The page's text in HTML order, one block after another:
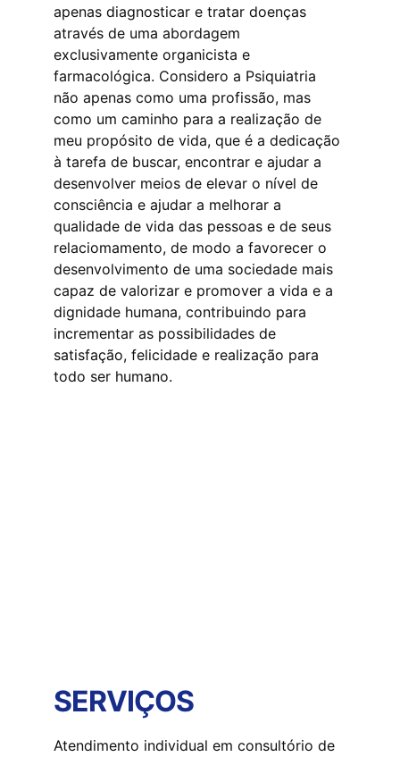
apenas diagnosticar e tratar doenças
através de uma abordagem
exclusivamente organicista e
farmacológica. Considero a Psiquiatria
não apenas como uma profissão, mas
como um caminho para a realização de
meu propósito de vida, que é a dedicação
à tarefa de buscar, encontrar e ajudar a
desenvolver meios de elevar o nível de
consciência e ajudar a melhorar a
qualidade de vida das pessoas e de seus
relaciomamento, de modo a favorecer o
desenvolvimento de uma sociedade mais
capaz de valorizar e promover a vida e a
dignidade humana, contribuindo para
incrementar as possibilidades de
satisfação, felicidade e realização para
todo ser humano.
SERVIÇOS
Atendimento individual em consultório de